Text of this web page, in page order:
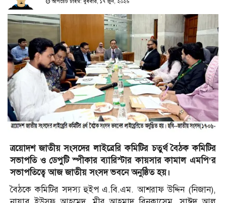
আপডেট টাইম: বুধবার, ১৭ জুন, ২০২৬
ত্রয়োদশ জাতীয় সংসদের লাইব্রেরি কমিটির চতুর্থ বৈঠক কমিটির
সভাপতি ও ডেপুটি স্পীকার ব্যারিস্টার কায়সার কামাল এমপি’র
সভাপতিত্বে আজ জাতীয় সংসদ ভবনে অনুষ্ঠিত হয়।
বৈঠকে কমিটির সদস্য হুইপ এ.বি.এম. আশরাফ উদ্দিন (নিজান),